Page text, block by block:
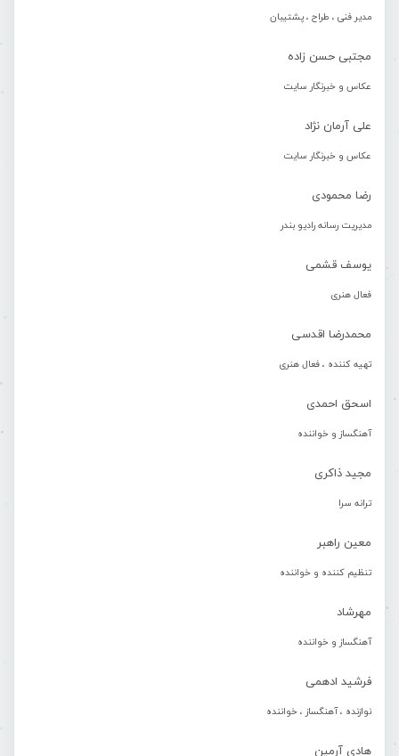
مدیر فنی ، طراح ، پشتیبان
مجتبی حسن زاده
عکاس و خبرنگار سایت
علی آرمان نژاد
عکاس و خبرنگار سایت
رضا محمودی
مدیریت رسانه رادیو بندر
یوسف قشمی
فعال هنری
محمدرضا اقدسی
تهیه کننده ، فعال هنری
اسحق احمدی
آهنگساز و خواننده
مجید ذاکری
ترانه سرا
معین راهبر
تنظیم کننده و خواننده
مهرشاد
آهنگساز و خواننده
فرشید ادهمی
نوازنده ، آهنگساز ، خواننده
هادی آرمین